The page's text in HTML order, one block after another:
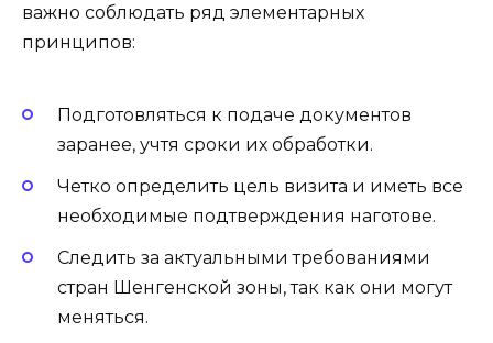
важно соблюдать ряд элементарных
принципов:
Подготовляться к подаче документов
заранее, учтя сроки их обработки.
Четко определить цель визита и иметь все
необходимые подтверждения наготове.
Следить за актуальными требованиями
стран Шенгенской зоны, так как они могут
меняться.